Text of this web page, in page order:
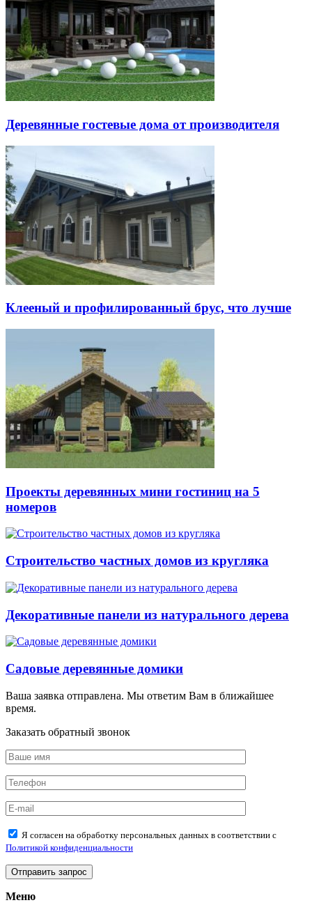
Деревянные гостевые дома от производителя
Клееный и профилированный брус, что лучше
Проекты деревянных мини гостиниц на 5
номеров
Строительство частных домов из кругляка
Декоративные панели из натурального дерева
Садовые деревянные домики
Ваша заявка отправлена. Мы ответим Вам в ближайшее
время.
Заказать обратный звонок
Я согласен на обработку персональных данных в соответствии с
Политикой конфиденциальности
Меню